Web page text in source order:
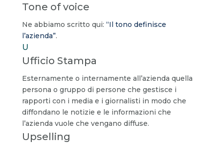
Tone of voice
Ne abbiamo scritto qui: “Il tono definisce
l’azienda”.
U
Ufficio Stampa
Esternamente o internamente all’azienda quella
persona o gruppo di persone che gestisce i
rapporti con i media e i giornalisti in modo che
diffondano le notizie e le informazioni che
l’azienda vuole che vengano diffuse.
Upselling